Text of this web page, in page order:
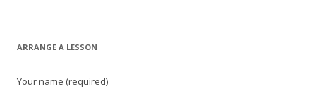
ARRANGE A LESSON
Your name (required)